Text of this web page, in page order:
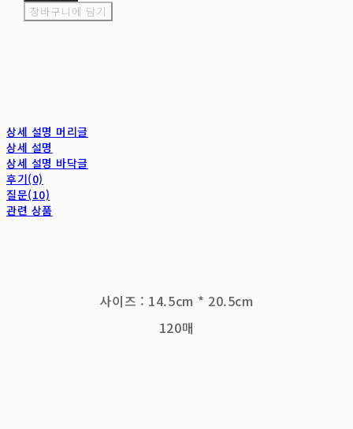
장바구니에 담기
상세 설명 머리글
상세 설명
상세 설명 바닥글
후기(0)
질문(10)
관련 상품
사이즈 : 14.5cm * 20.5cm
120매